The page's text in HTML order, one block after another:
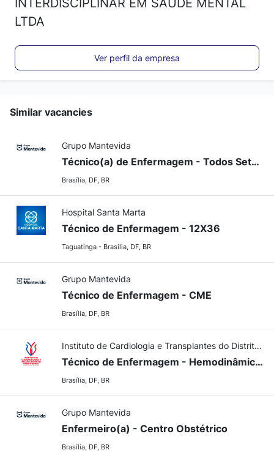
INTERDISCIPLINAR EM SAUDE MENTAL
LTDA
Ver perfil da empresa
Similar vacancies
Grupo Mantevida
Técnico(a) de Enfermagem - Todos Setores
Brasília, DF, BR
Hospital Santa Marta
Técnico de Enfermagem - 12X36
Taguatinga - Brasília, DF, BR
Grupo Mantevida
Técnico de Enfermagem - CME
Brasília, DF, BR
Instituto de Cardiologia e Transplantes do Distrito Federal
Técnico de Enfermagem - Hemodinâmica - Prazo Determinado 90 dias
Brasília, DF, BR
Grupo Mantevida
Enfermeiro(a) - Centro Obstétrico
Brasília, DF, BR